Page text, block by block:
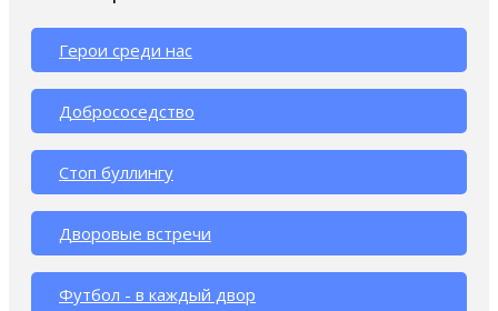
Герои среди нас
Добрососедство
Стоп буллингу
Дворовые встречи
Футбол - в каждый двор